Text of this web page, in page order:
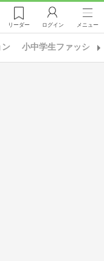
リーダー ログイン メニュー
小中学生ファッショ